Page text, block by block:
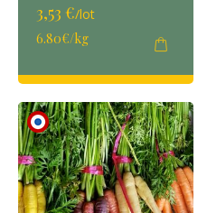
3,53 €/lot
6.80€/kg